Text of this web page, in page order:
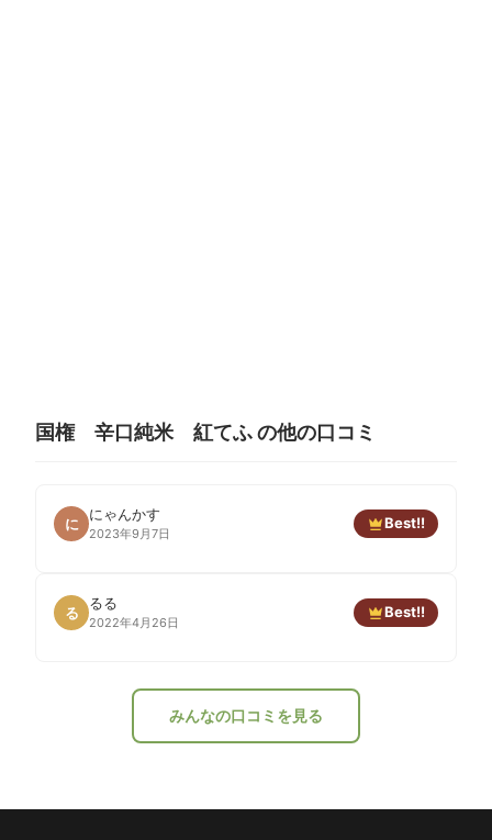
国権 辛口純米 紅てふ の他の口コミ
に
にゃんかす
2023年9月7日
Best!!
る
るる
2022年4月26日
Best!!
みんなの口コミを見る